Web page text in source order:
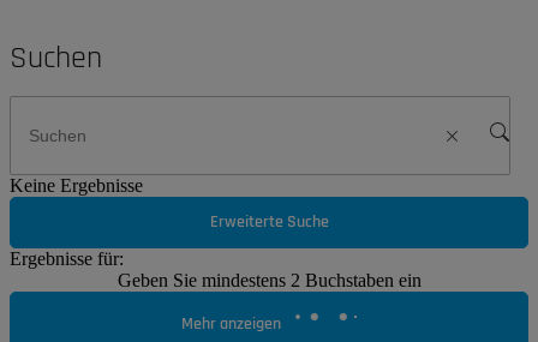
Suchen
Keine Ergebnisse
Erweiterte Suche
Ergebnisse für:
Geben Sie mindestens 2 Buchstaben ein
Mehr anzeigen